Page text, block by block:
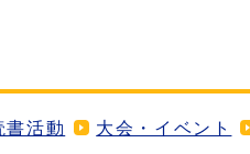
書活動 大会・イベント